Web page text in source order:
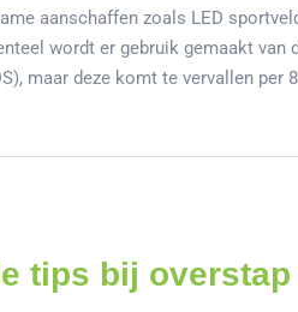
aanschaffen zoals LED
wordt er gebruik gemaakt van
maar deze komt te vervallen per
tips bij overstap